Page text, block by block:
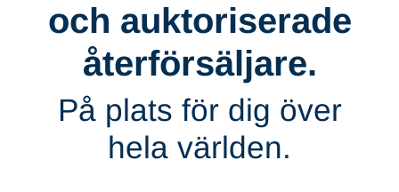
och auktoriserade
återförsäljare.
På plats för dig över
hela världen.